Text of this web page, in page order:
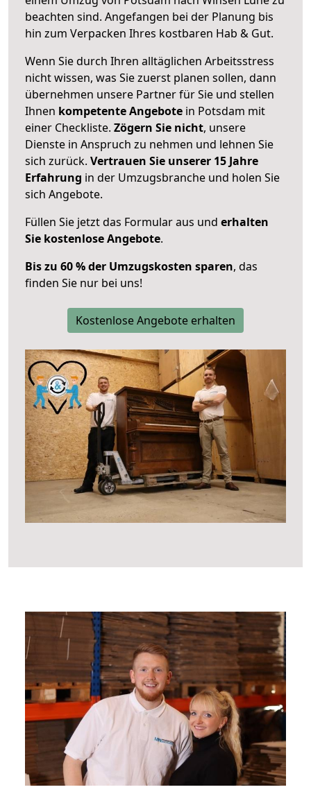
beachten sind. Angefangen bei der Planung bis
hin zum Verpacken Ihres kostbaren Hab & Gut.
Wenn Sie durch Ihren alltäglichen Arbeitsstress
nicht wissen, was Sie zuerst planen sollen, dann
übernehmen unsere Partner für Sie und stellen
Ihnen kompetente Angebote in Potsdam mit
einer Checkliste. Zögern Sie nicht, unsere
Dienste in Anspruch zu nehmen und lehnen Sie
sich zurück. Vertrauen Sie unserer 15 Jahre
Erfahrung in der Umzugsbranche und holen Sie
sich Angebote.
Füllen Sie jetzt das Formular aus und erhalten
Sie kostenlose Angebote.
Bis zu 60 % der Umzugskosten sparen, das
finden Sie nur bei uns!
Kostenlose Angebote erhalten